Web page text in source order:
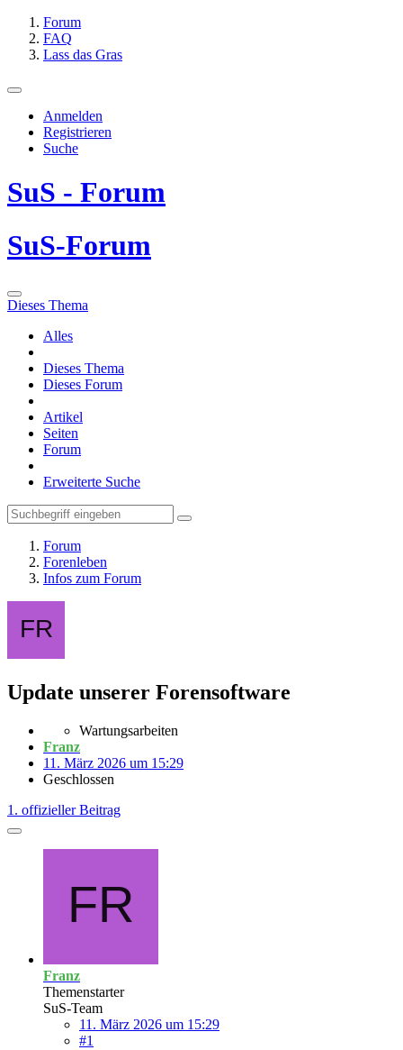
Forum
FAQ
Lass das Gras
Anmelden
Registrieren
Suche
SuS - Forum
SuS-Forum
Dieses Thema
Alles
Dieses Thema
Dieses Forum
Artikel
Seiten
Forum
Erweiterte Suche
Forum
Forenleben
Infos zum Forum
Update unserer Forensoftware
Wartungsarbeiten
Franz
11. März 2026 um 15:29
Geschlossen
1. offizieller Beitrag
Franz
Themenstarter
SuS-Team
11. März 2026 um 15:29
#1